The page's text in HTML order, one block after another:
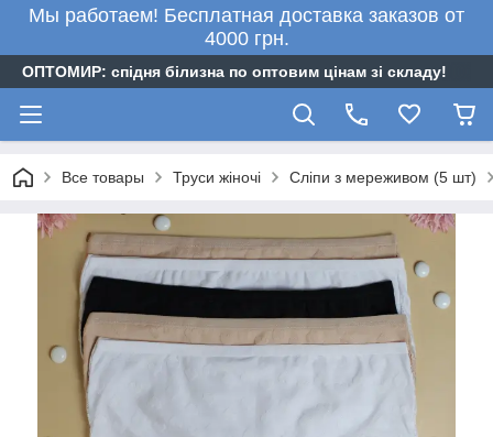
Мы работаем! Бесплатная доставка заказов от
4000 грн.
ОПТОМИР: спідня білизна по оптовим цінам зі складу!
Все товары Труси жіночі Сліпи з мереживом (5 шт)